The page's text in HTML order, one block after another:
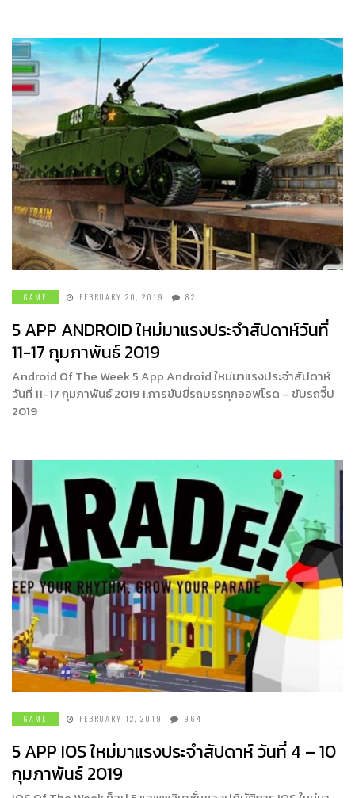
GAME FEBRUARY 20, 2019 82
5 APP ANDROID ใหม่มาแรงประจำสัปดาห์วันที่
11-17 กุมภาพันธ์ 2019
Android Of The Week 5 App Android ใหม่มาแรงประจำสัปดาห์
วันที่ 11-17 กุมภาพันธ์ 2019 1.การขับขี่รถบรรทุกออฟโรด – ขับรถจี๊ป
2019
GAME FEBRUARY 12, 2019 964
5 APP IOS ใหม่มาแรงประจำสัปดาห์ วันที่ 4 – 10
กุมภาพันธ์ 2019